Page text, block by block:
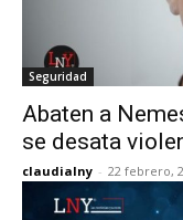
Seguridad
Abaten a
se desata
claudialny - 22 febrero,